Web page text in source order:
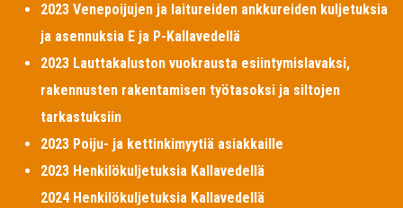
2023 Venepoijujen ja laitureiden ankkureiden kuljetuksia
ja asennuksia E ja P-Kallavedellä
2023 Lauttakaluston vuokrausta esiintymislavaksi,
rakennusten rakentamisen työtasoksi ja siltojen
tarkastuksiin
2023 Poiju- ja kettinkimyytiä asiakkaille
2023 Henkilökuljetuksia Kallavedellä
2024 Henkilökuljetuksia Kallavedellä